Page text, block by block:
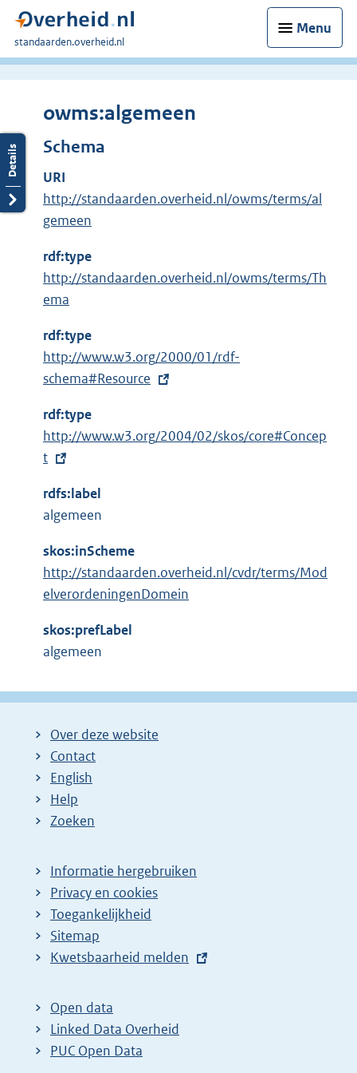
Menu
U
bent
standaarden.overheid.nl
owms:algemeen
Schema
URI
http://standaarden.overheid.nl/owms/terms/al
gemeen
rdf:type
http://standaarden.overheid.nl/owms/terms/Th
ema
rdf:type
E
x
e
r
n
n
k
:
http://www.w3.org/2000/01/rdf-
schema#Resource
rdf:type
E
x
e
r
n
e
n
k
http://www.w3.org/2004/02/skos/core#Concep
t
rdfs:label
algemeen
skos:inScheme
http://standaarden.overheid.nl/cvdr/terms/Mod
elverordeningenDomein
skos:prefLabel
algemeen
Over deze website
Contact
English
Help
Zoeken
Informatie hergebruiken
Privacy en cookies
Toegankelijkheid
Sitemap
E
t
e
r
Kwetsbaarheid melden
Open data
Linked Data Overheid
PUC Open Data